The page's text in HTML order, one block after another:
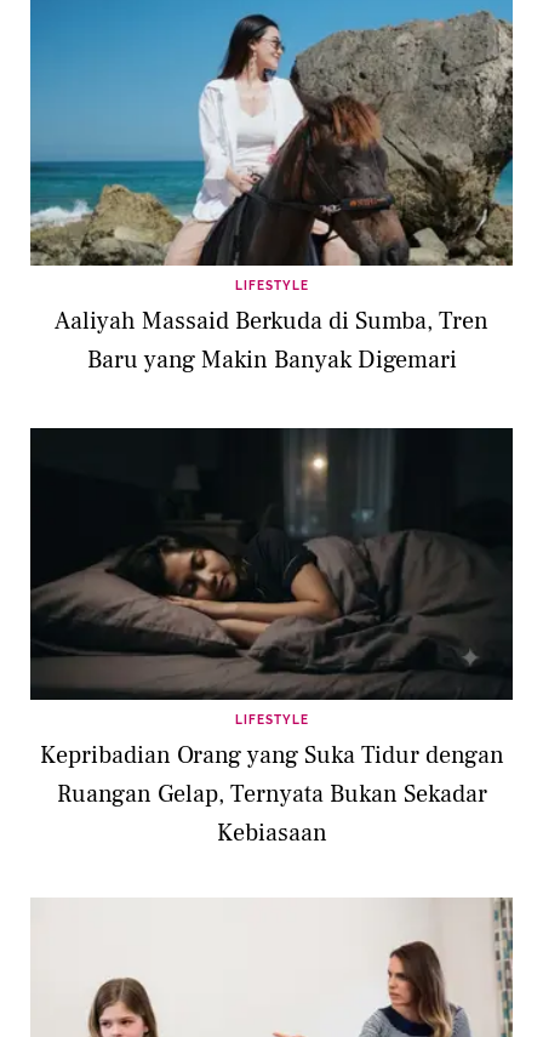
LIFESTYLE
Aaliyah Massaid Berkuda di Sumba, Tren
Baru yang Makin Banyak Digemari
LIFESTYLE
Kepribadian Orang yang Suka Tidur dengan
Ruangan Gelap, Ternyata Bukan Sekadar
Kebiasaan